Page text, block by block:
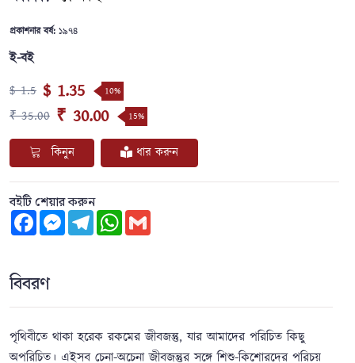
প্রকাশনার বর্ষ: ১৯৭৪
ই-বই
$ 1.5 $ 1.35 10%
₹ 35.00 ₹ 30.00 15%
কিনুন ধার করুন
বইটি শেয়ার করুন
FacebookMessengerTelegramWhatsApp
বিবরণ
পৃথিবীতে থাকা হরেক রকমের জীবজন্তু, যার আমাদের পরিচিত কিছু
অপরিচিত। এইসব চেনা-অচেনা জীবজন্তুর সঙ্গে শিশু-কিশোরদের পরিচয়